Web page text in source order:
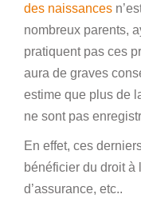
des naissances
nombreux parents,
pratiquent pas ces
aura de graves
estime que plus de
ne sont pas
En effet, ces
bénéficier du droit à
d’assurance, etc..